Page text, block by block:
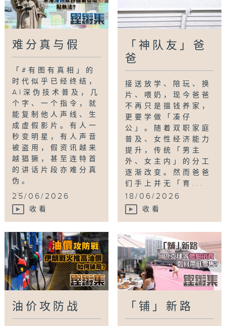
难分真与假
「#有图有真相」的
时代似乎已经终结，
AI深伪技术普及，几
个字、一个指令，就
能复制他人声线、生
成虚假影片。有人一
秒变明星，有人声音
被盗用，假资讯越来
越猖獗，甚至连特首
的讲话片段亦难分真
伪。
...
25/06/2026
收看
「神队友」爸
爸
接送放学、陪玩、换
片、喂奶，现今爸爸
不再只是搵钱养家，
更要学做「凑仔
公」。随着双职家庭
普及、女性经济能力
提升，传统「男主
外、女主内」的分工
逐渐改变。然而爸爸
们手上并无「育...
18/06/2026
收看
油价攻防战 「铺」新路